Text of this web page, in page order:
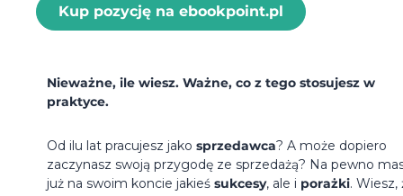
Kup pozycję na ebookpoint.pl
Nieważne, ile wiesz. Ważne, co z tego stosujesz w
praktyce.
Od ilu lat pracujesz jako sprzedawca? A może dopiero
zaczynasz swoją przygodę ze sprzedażą? Na pewno
już na swoim koncie jakieś sukcesy, ale i porażki. Wiesz,